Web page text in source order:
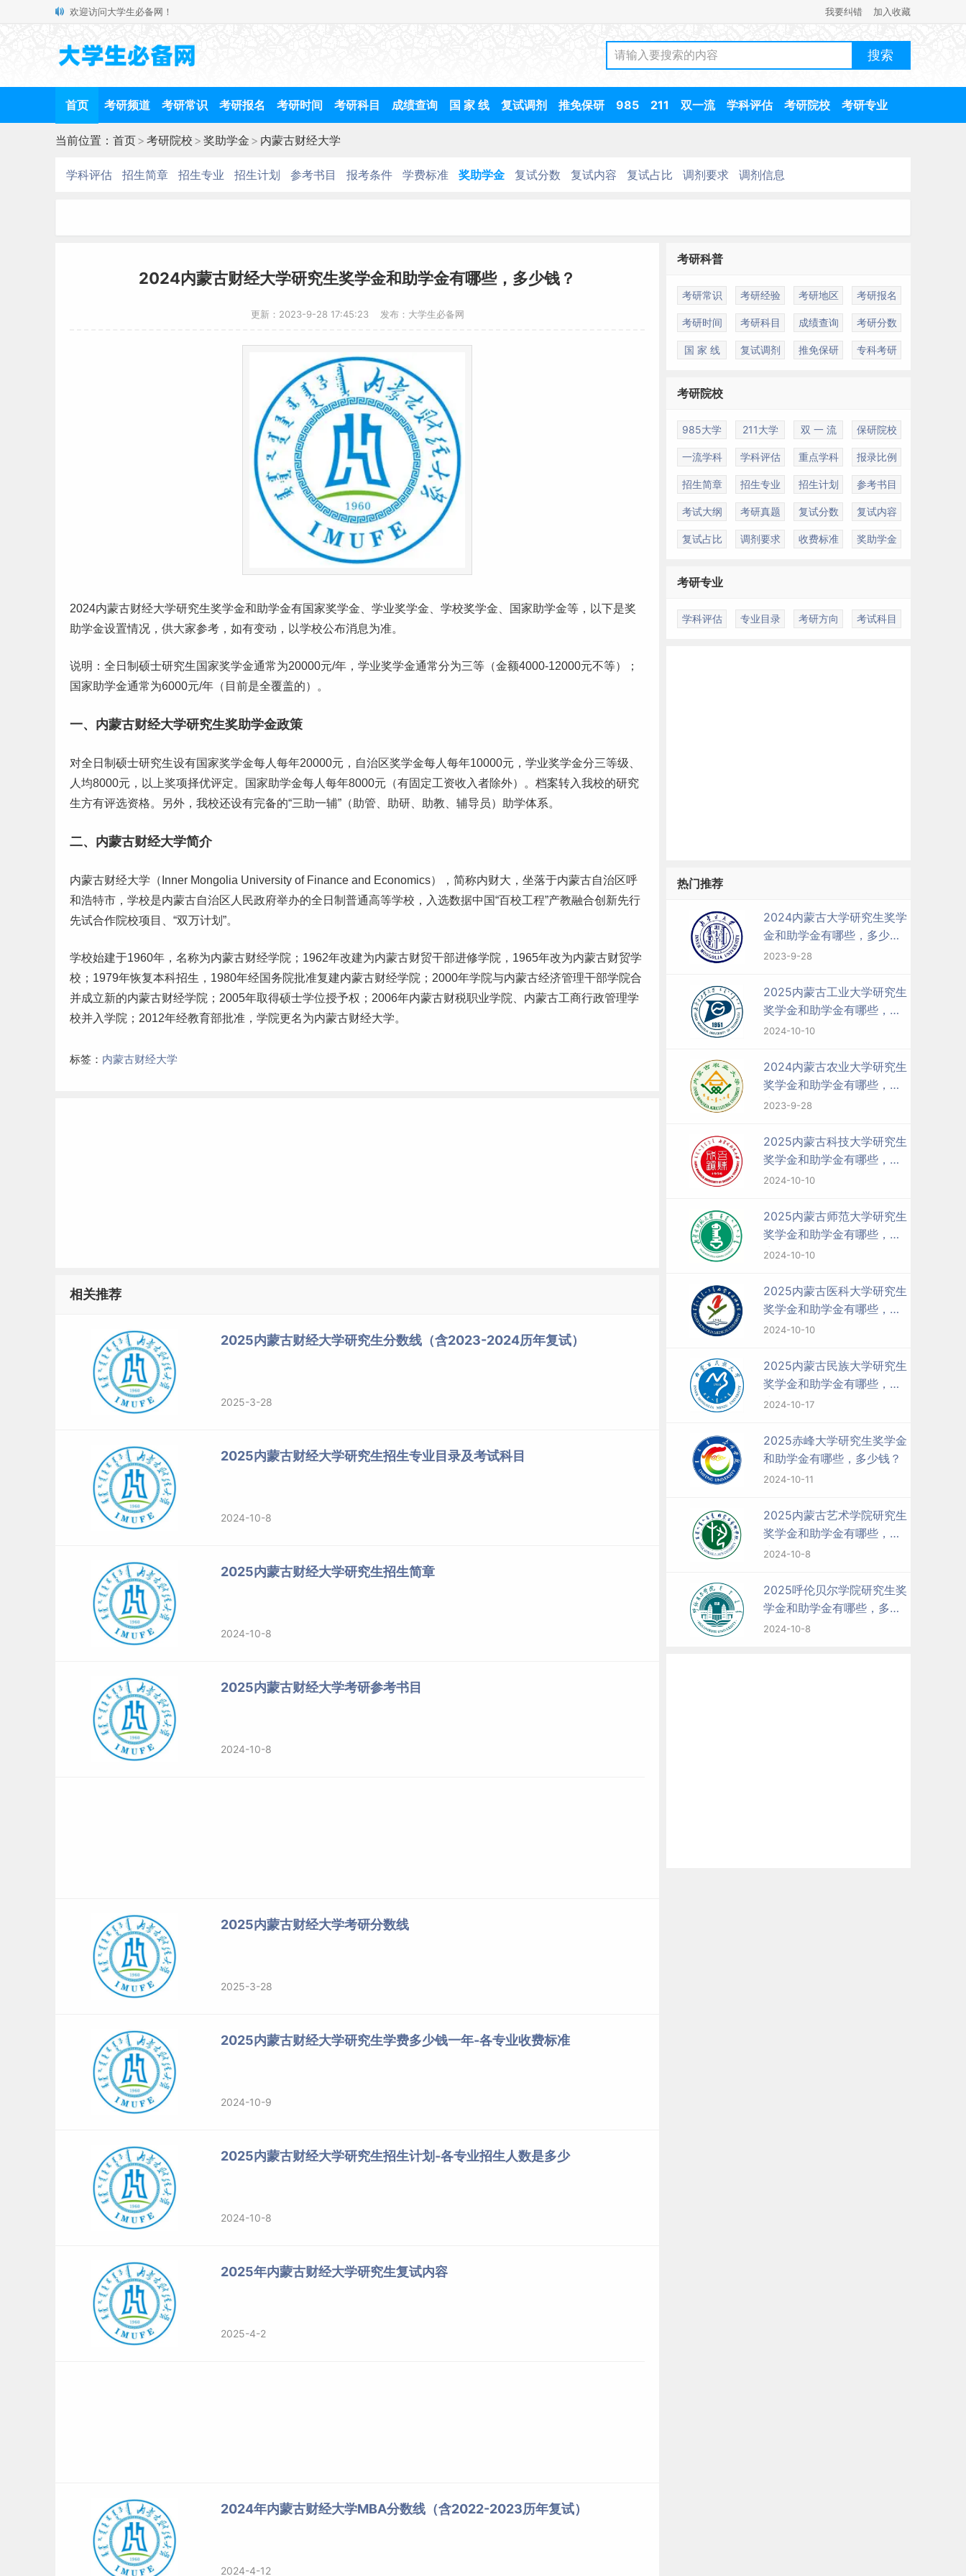
欢迎访问大学生必备网！ 我要纠错 加入收藏
首页 考研频道 考研常识 考研报名 考研时间 考研科目 成绩查询 国 家 线 复试调剂 推免保研 985 211 双一流 学科评估 考研院校 考研专业
当前位置： 首页> 考研院校 > 奖助学金 > 内蒙古财经大学
学科评估 招生简章 招生专业 招生计划 参考书目 报考条件 学费标准 奖助学金 复试分数 复试内容 复试占比 调剂要求 调剂信息
2024内蒙古财经大学研究生奖学金和助学金有哪些，多少钱？
更新：2023-9-28 17:45:23 发布：大学生必备网
2024内蒙古财经大学研究生奖学金和助学金有国家奖学金、学业奖学金、学校奖学金、国家助学金等，以下是奖
助学金设置情况，供大家参考，如有变动，以学校公布消息为准。
说明：全日制硕士研究生国家奖学金通常为20000元/年，学业奖学金通常分为三等（金额4000-12000元不等）；
国家助学金通常为6000元/年（目前是全覆盖的）。
一、内蒙古财经大学研究生奖助学金政策
对全日制硕士研究生设有国家奖学金每人每年20000元，自治区奖学金每人每年10000元，学业奖学金分三等级、
人均8000元，以上奖项择优评定。国家助学金每人每年8000元（有固定工资收入者除外）。档案转入我校的研究
生方有评选资格。另外，我校还设有完备的“三助一辅”（助管、助研、助教、辅导员）助学体系。
二、内蒙古财经大学简介
内蒙古财经大学（Inner Mongolia University of Finance and Economics），简称内财大，坐落于内蒙古自治区呼
和浩特市，学校是内蒙古自治区人民政府举办的全日制普通高等学校，入选数据中国“百校工程”产教融合创新先行
先试合作院校项目、“双万计划”。
学校始建于1960年，名称为内蒙古财经学院；1962年改建为内蒙古财贸干部进修学院，1965年改为内蒙古财贸学
校；1979年恢复本科招生，1980年经国务院批准复建内蒙古财经学院；2000年学院与内蒙古经济管理干部学院合
并成立新的内蒙古财经学院；2005年取得硕士学位授予权；2006年内蒙古财税职业学院、内蒙古工商行政管理学
校并入学院；2012年经教育部批准，学院更名为内蒙古财经大学。
标签： 内蒙古财经大学
相关推荐
2025内蒙古财经大学研究生分数线（含2023-2024历年复试）
2025-3-28
2025内蒙古财经大学研究生招生专业目录及考试科目
2024-10-8
2025内蒙古财经大学研究生招生简章
2024-10-8
2025内蒙古财经大学考研参考书目
2024-10-8
2025内蒙古财经大学考研分数线
2025-3-28
2025内蒙古财经大学研究生学费多少钱一年-各专业收费标准
2024-10-9
2025内蒙古财经大学研究生招生计划-各专业招生人数是多少
2024-10-8
2025年内蒙古财经大学研究生复试内容
2025-4-2
2024年内蒙古财经大学MBA分数线（含2022-2023历年复试）
2024-4-12
考研科普
考研常识 考研经验 考研地区 考研报名
考研时间 考研科目 成绩查询 考研分数
国 家 线 复试调剂 推免保研 专科考研
考研院校
985大学 211大学 双 一 流 保研院校
一流学科 学科评估 重点学科 报录比例
招生简章 招生专业 招生计划 参考书目
考试大纲 考研真题 复试分数 复试内容
复试占比 调剂要求 收费标准 奖助学金
考研专业
学科评估 专业目录 考研方向 考试科目
热门推荐
2024内蒙古大学研究生奖学
金和助学金有哪些，多少
钱？
2023-9-28
2025内蒙古工业大学研究生
奖学金和助学金有哪些，多
少钱？
2024-10-10
2024内蒙古农业大学研究生
奖学金和助学金有哪些，多
少钱？
2023-9-28
2025内蒙古科技大学研究生
奖学金和助学金有哪些，多
少钱？
2024-10-10
2025内蒙古师范大学研究生
奖学金和助学金有哪些，多
少钱？
2024-10-10
2025内蒙古医科大学研究生
奖学金和助学金有哪些，多
少钱？
2024-10-10
2025内蒙古民族大学研究生
奖学金和助学金有哪些，多
少钱？
2024-10-17
2025赤峰大学研究生奖学金
和助学金有哪些，多少钱？
2024-10-11
2025内蒙古艺术学院研究生
奖学金和助学金有哪些，多
少钱？
2024-10-8
2025呼伦贝尔学院研究生奖
学金和助学金有哪些，多少
钱？
2024-10-8